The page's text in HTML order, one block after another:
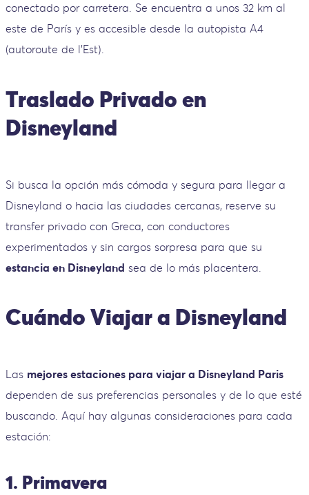
conectado por carretera. Se encuentra a unos 32 km al
este de París y es accesible desde la autopista A4
(autoroute de l'Est).
Traslado Privado en
Disneyland
Si busca la opción más cómoda y segura para llegar a
Disneyland o hacia las ciudades cercanas, reserve su
transfer privado con Greca, con conductores
experimentados y sin cargos sorpresa para que su
estancia en Disneyland sea de lo más placentera.
Cuándo Viajar a Disneyland
Las mejores estaciones para viajar a Disneyland Paris
dependen de sus preferencias personales y de lo que esté
buscando. Aquí hay algunas consideraciones para cada
estación:
1. Primavera